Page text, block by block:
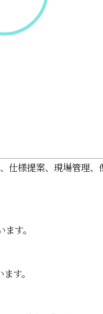
様提案、現場管理
す。
す。